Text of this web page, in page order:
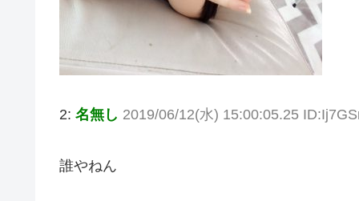
2: 名無し 2019/06/12(水) 15:00:05.25
誰やねん